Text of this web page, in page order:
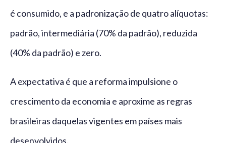
é consumido, e a padronização de quatro alíquotas:
padrão, intermediária (70% da padrão), reduzida
(40% da padrão) e zero.
A expectativa é que a reforma impulsione o
crescimento da economia e aproxime as regras
brasileiras daquelas vigentes em países mais
desenvolvidos.